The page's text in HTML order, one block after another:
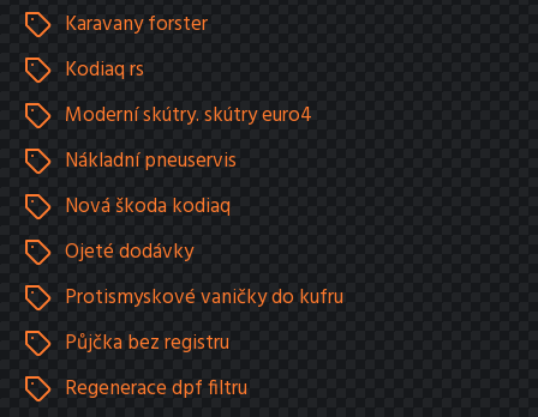
Karavany forster
Kodiaq rs
Moderní skútry. skútry euro4
Nákladní pneuservis
Nová škoda kodiaq
Ojeté dodávky
Protismyskové vaničky do kufru
Půjčka bez registru
Regenerace dpf filtru